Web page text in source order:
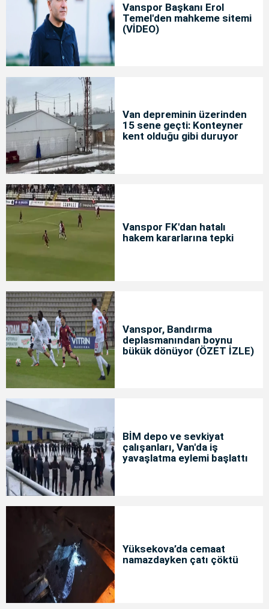
Vanspor Başkanı Erol
Temel'den mahkeme sitemi
(VİDEO)
Van depreminin üzerinden
15 sene geçti: Konteyner
kent olduğu gibi duruyor
Vanspor FK'dan hatalı
hakem kararlarına tepki
Vanspor, Bandırma
deplasmanından boynu
bükük dönüyor (ÖZET İZLE)
BİM depo ve sevkiyat
çalışanları, Van'da iş
yavaşlatma eylemi başlattı
Yüksekova’da cemaat
namazdayken çatı çöktü